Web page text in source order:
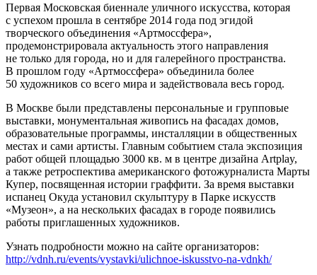
Первая Московская биеннале уличного искусства, которая
с успехом прошла в сентябре 2014 года под эгидой
творческого объединения «Артмоссфера»,
продемонстрировала актуальность этого направления
не только для города, но и для галерейного пространства.
В прошлом году «Артмоссфера» объединила более
50 художников со всего мира и задействовала весь город.
В Москве были представлены персональные и групповые
выставки, монументальная живопись на фасадах домов,
образовательные программы, инсталляции в общественных
местах и сами артисты. Главным событием стала экспозиция
работ общей площадью 3000 кв. м в центре дизайна Artplay,
а также ретроспектива американского фотожурналиста Марты
Купер, посвященная истории граффити. За время выставки
испанец Окуда установил скульптуру в Парке искусств
«Музеон», а на нескольких фасадах в городе появились
работы приглашенных художников.
Узнать подробности можно на сайте организаторов:
http://vdnh.ru/events/vystavki/ulichnoe-iskusstvo-na-vdnkh/